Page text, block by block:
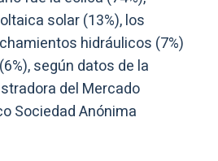
solar (13%), los
hidráulicos (7%)
según datos de la
del Mercado
Sociedad Anónima